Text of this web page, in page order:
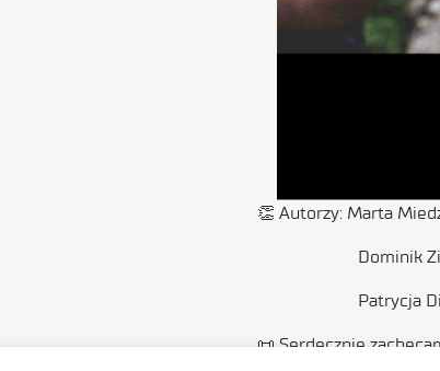
👏 Autorzy: Marta
Dominik
Patrycja
📜 Serdecznie